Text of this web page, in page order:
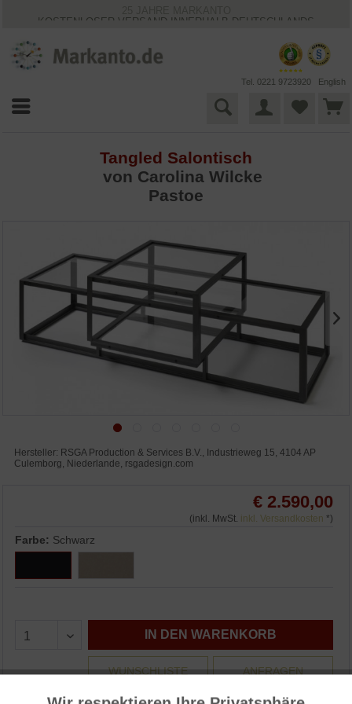
KOSTENLOSER VERSAND INNERHALB DEUTSCHLANDS
VIELFÄLTIGE ZAHLUNGSMÖGLICHKEITEN
BESTPRICE-GARANTIE
Tel. 0221 9723920 English
Tangled Salontisch
von Carolina Wilcke
Pastoe
Hersteller: RSGA Production & Services B.V., Industrieweg 15, 4104 AP
Culemborg, Niederlande, rsgadesign.com
€ 2.590,00
(inkl. MwSt. inkl. Versandkosten *)
Farbe: Schwarz
IN DEN WARENKORB
WUNSCHLISTE ANFRAGEN
3% Skonto bei Vorkasse: € 2.512,30